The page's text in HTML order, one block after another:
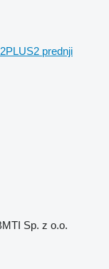
prednji
Sp. z o.o.